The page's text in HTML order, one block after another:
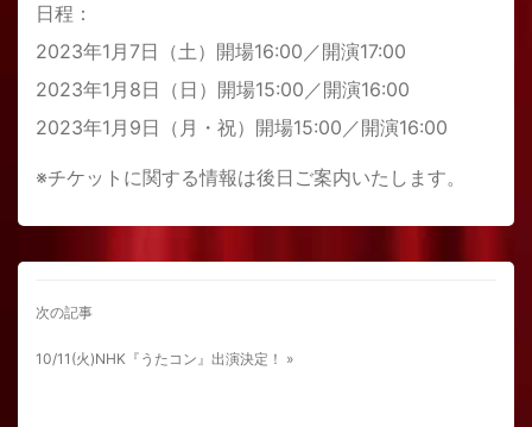
日程：
2023年1月7日（土）開場16:00／開演17:00
2023年1月8日（日）開場15:00／開演16:00
2023年1月9日（月・祝）開場15:00／開演16:00
※チケットに関する情報は後日ご案内いたします。
次の記事
10/11(火)NHK『うたコン』出演決定！ »